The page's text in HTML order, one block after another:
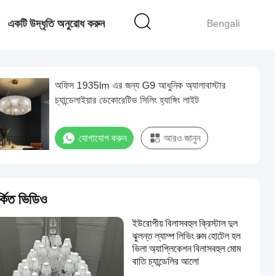
Bengali
একটি উদ্ধৃতি অনুরোধ করুন
অফিস 1935lm এর জন্য G9 আধুনিক অ্যালাবাস্টার
চ্যান্ডেলাইয়ার ডেকোরেটিভ সিলিং হ্যাঙ্গিং লাইট
যোগাযোগ করুন আরও জানুন
ভিডিও
ইউরোপীয় বিলাসবহুল ক্রিস্টাল দুল
ঝুলন্ত ল্যাম্প লিভিং রুম হোটেল হল
ভিলা অ্যাপ্লিকেশন বিলাসবহুল মোম
বাতি চ্যান্ডেলির আলো